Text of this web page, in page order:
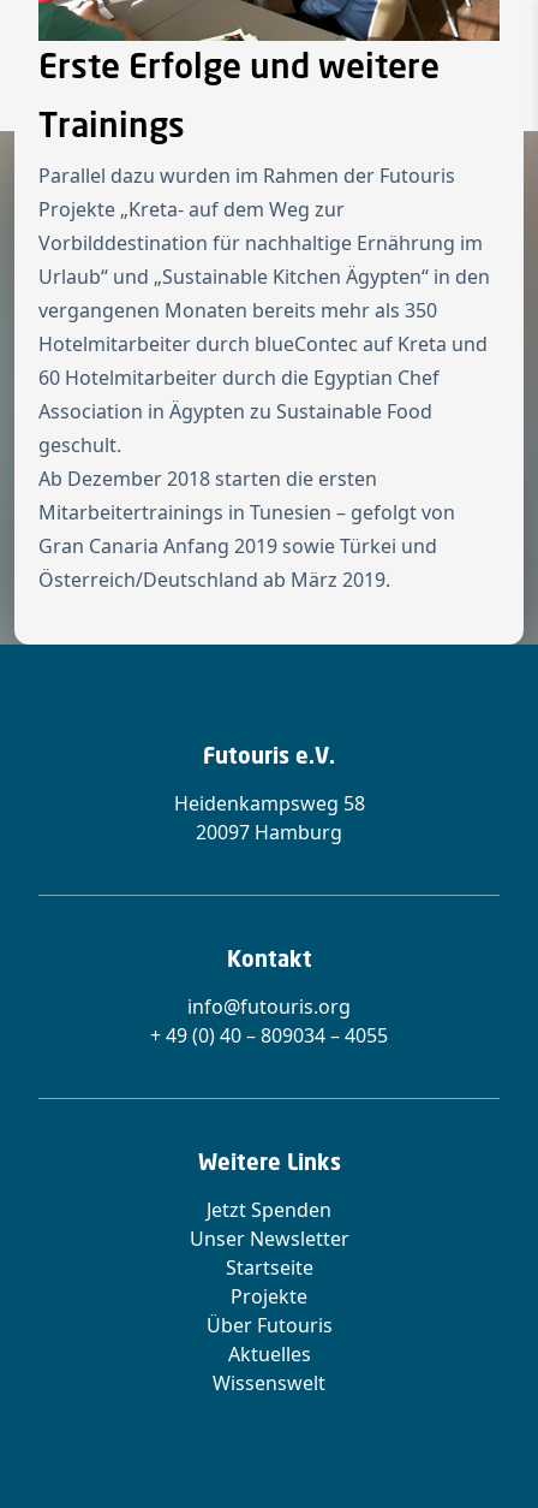
Zur Startseite
Switch to
Erste Erfolge und weitere
Trainings
Parallel dazu wurden im Rahmen der Futouris
Projekte „Kreta- auf dem Weg zur
Vorbilddestination für nachhaltige Ernährung im
Urlaub“ und „Sustainable Kitchen Ägypten“ in den
vergangenen Monaten bereits mehr als 350
Hotelmitarbeiter durch blueContec auf Kreta und
60 Hotelmitarbeiter durch die Egyptian Chef
Association in Ägypten zu Sustainable Food
geschult.
Ab Dezember 2018 starten die ersten
Mitarbeitertrainings in Tunesien – gefolgt von
Gran Canaria Anfang 2019 sowie Türkei und
Österreich/Deutschland ab März 2019.
Futouris e.V.
Heidenkampsweg 58
20097 Hamburg
Kontakt
info@futouris.org
+ 49 (0) 40 – 809034 – 4055
Weitere Links
Jetzt Spenden
Unser Newsletter
Startseite
Projekte
Über Futouris
Aktuelles
Wissenswelt